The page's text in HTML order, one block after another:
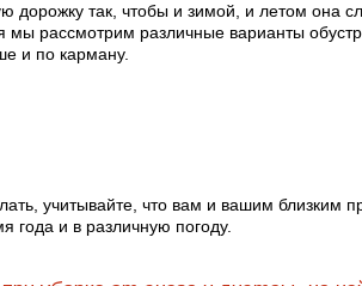
дорожку так, чтобы и зимой, и летом она
мы рассмотрим различные варианты
и по карману.
учитывайте, что вам и вашим близким
года и в различную погоду.